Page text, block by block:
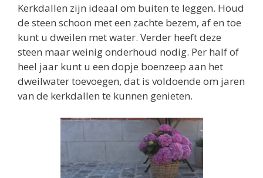
Kerkdallen zijn ideaal om buiten te leggen. Houd
de steen schoon met een zachte bezem, af en toe
kunt u dweilen met water. Verder heeft deze
steen maar weinig onderhoud nodig. Per half of
heel jaar kunt u een dopje boenzeep aan het
dweilwater toevoegen, dat is voldoende om jaren
van de kerkdallen te kunnen genieten.